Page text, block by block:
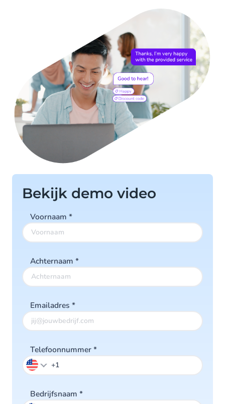
Bekijk demo video
Voornaam *
Achternaam *
Emailadres *
Telefoonnummer*
Bedrijfsnaam *